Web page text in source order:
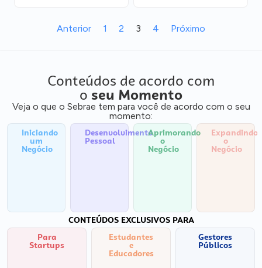
Anterior 1 2 3 4 Próximo
Conteúdos de acordo com
o seu Momento
Veja o que o Sebrae tem para você de acordo com o seu
momento:
Iniciando
um
Negócio
Desenvolvimento
Pessoal
Aprimorando
o
Negócio
Expandindo
o
Negócio
CONTEÚDOS EXCLUSIVOS PARA
Para
Startups
Estudantes
e
Educadores
Gestores
Públicos